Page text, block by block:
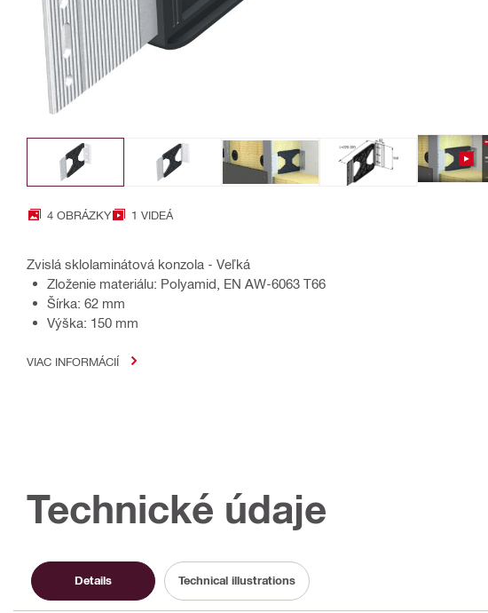
4 OBRÁZKY 1 VIDEÁ
Zvislá sklolaminátová konzola - Veľká
Zloženie materiálu: Polyamid, EN AW-6063 T66
Šírka: 62 mm
Výška: 150 mm
VIAC INFORMÁCIÍ
Technické údaje
Details Technical illustrations